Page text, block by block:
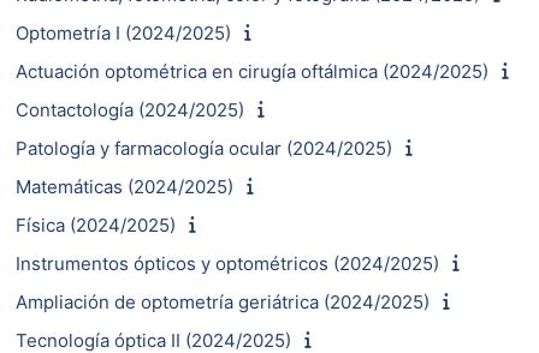
Optometría I (2024/2025)
Actuación optométrica en cirugía oftálmica (2024/2025)
Contactología (2024/2025)
Patología y farmacología ocular (2024/2025)
Matemáticas (2024/2025)
Física (2024/2025)
Instrumentos ópticos y optométricos (2024/2025)
Ampliación de optometría geriátrica (2024/2025)
Tecnología óptica II (2024/2025)